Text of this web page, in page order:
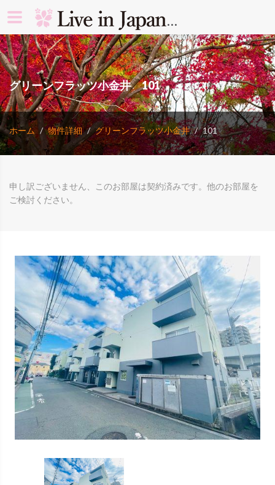
グリーンフラッツ小金井 101
ホーム 物件詳細 グリーンフラッツ小金井 101
申し訳ございません、このお部屋は契約済みです。他のお部屋を
ご検討ください。